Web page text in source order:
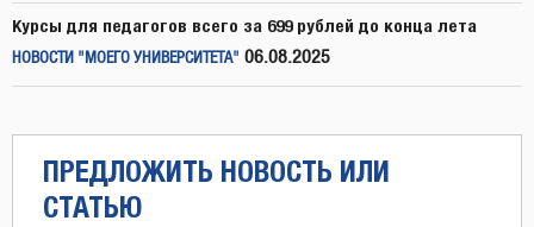
Курсы для педагогов всего за 699 рублей до конца лета
НОВОСТИ "МОЕГО УНИВЕРСИТЕТА" 06.08.2025
ПРЕДЛОЖИТЬ НОВОСТЬ ИЛИ
СТАТЬЮ